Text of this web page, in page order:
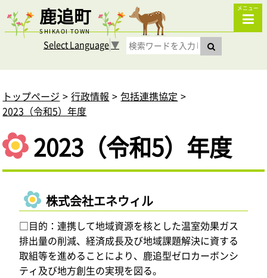
鹿追町
SHIKAOI TOWN
メニュー
Select Language▼
トップページ 行政情報
包括連携協定
2023（令和5）年度
2023（令和5）年度
株式会社エネウィル
□目的：連携して地域資源を核とした温室効果ガス
排出量の削減、経済成長及び地域課題解決に資する
取組等を進めることにより、鹿追型ゼロカーボンシ
ティ及び地方創生の実現を図る。